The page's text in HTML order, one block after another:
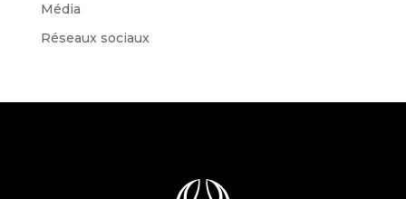
Média
Réseaux sociaux